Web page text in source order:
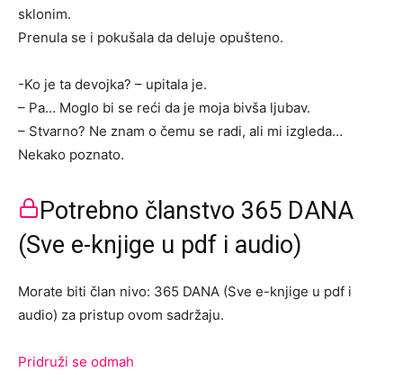
sklonim.
Prenula se i pokušala da deluje opušteno.
-Ko je ta devojka? – upitala je.
– Pa… Moglo bi se reći da je moja bivša ljubav.
– Stvarno? Ne znam o čemu se radi, ali mi izgleda…
Nekako poznato.
Potrebno članstvo 365 DANA
(Sve e-knjige u pdf i audio)
Morate biti član nivo: 365 DANA (Sve e-knjige u pdf i
audio) za pristup ovom sadržaju.
Pridruži se odmah